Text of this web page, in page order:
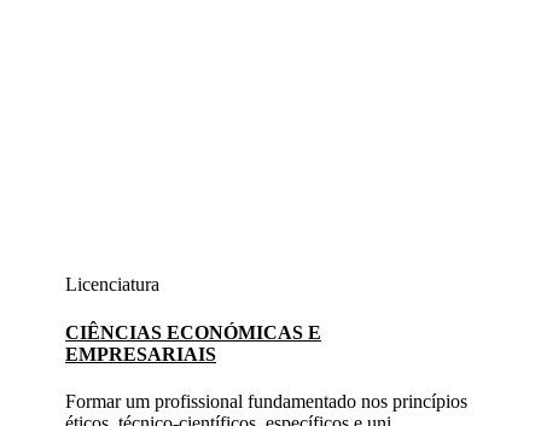
Licenciatura
CIÊNCIAS ECONÓMICAS E
EMPRESARIAIS
Formar um profissional fundamentado nos princípios